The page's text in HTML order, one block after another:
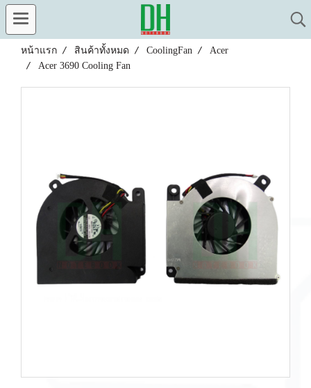
หน้าแรก สินค้าทั้งหมด CoolingFan
Acer
Acer 3690 Cooling Fan